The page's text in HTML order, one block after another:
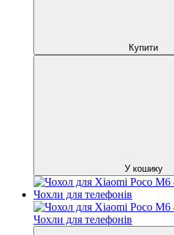
Купити
У кошику